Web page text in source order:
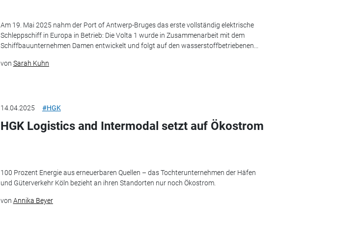
Am 19. Mai 2025 nahm der Port of Antwerp-Bruges das erste vollständig elektrische
Schleppschiff in Europa in Betrieb: Die Volta 1 wurde in Zusammenarbeit mit dem
Schiffbauunternehmen Damen entwickelt und folgt auf den wasserstoffbetriebenen...
von Sarah Kuhn
14.04.2025 #HGK
HGK Logistics and Intermodal setzt auf Ökostrom
100 Prozent Energie aus erneuerbaren Quellen – das Tochterunternehmen der Häfen
und Güterverkehr Köln bezieht an ihren Standorten nur noch Ökostrom.
von Annika Beyer